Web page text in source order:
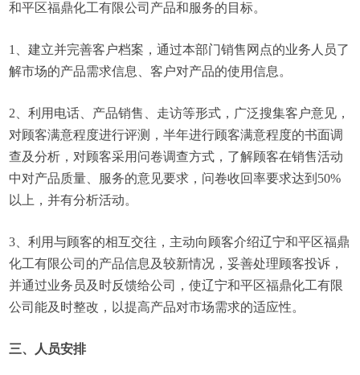
和平区福鼎化工有限公司产品和服务的目标。
1、建立并完善客户档案，通过本部门销售网点的业务人员了
解市场的产品需求信息、客户对产品的使用信息。
2、利用电话、产品销售、走访等形式，广泛搜集客户意见，
对顾客满意程度进行评测，半年进行顾客满意程度的书面调
查及分析，对顾客采用问卷调查方式，了解顾客在销售活动
中对产品质量、服务的意见要求，问卷收回率要求达到50%
以上，并有分析活动。
3、利用与顾客的相互交往，主动向顾客介绍辽宁和平区福鼎
化工有限公司的产品信息及较新情况，妥善处理顾客投诉，
并通过业务员及时反馈给公司，使辽宁和平区福鼎化工有限
公司能及时整改，以提高产品对市场需求的适应性。
三、人员安排